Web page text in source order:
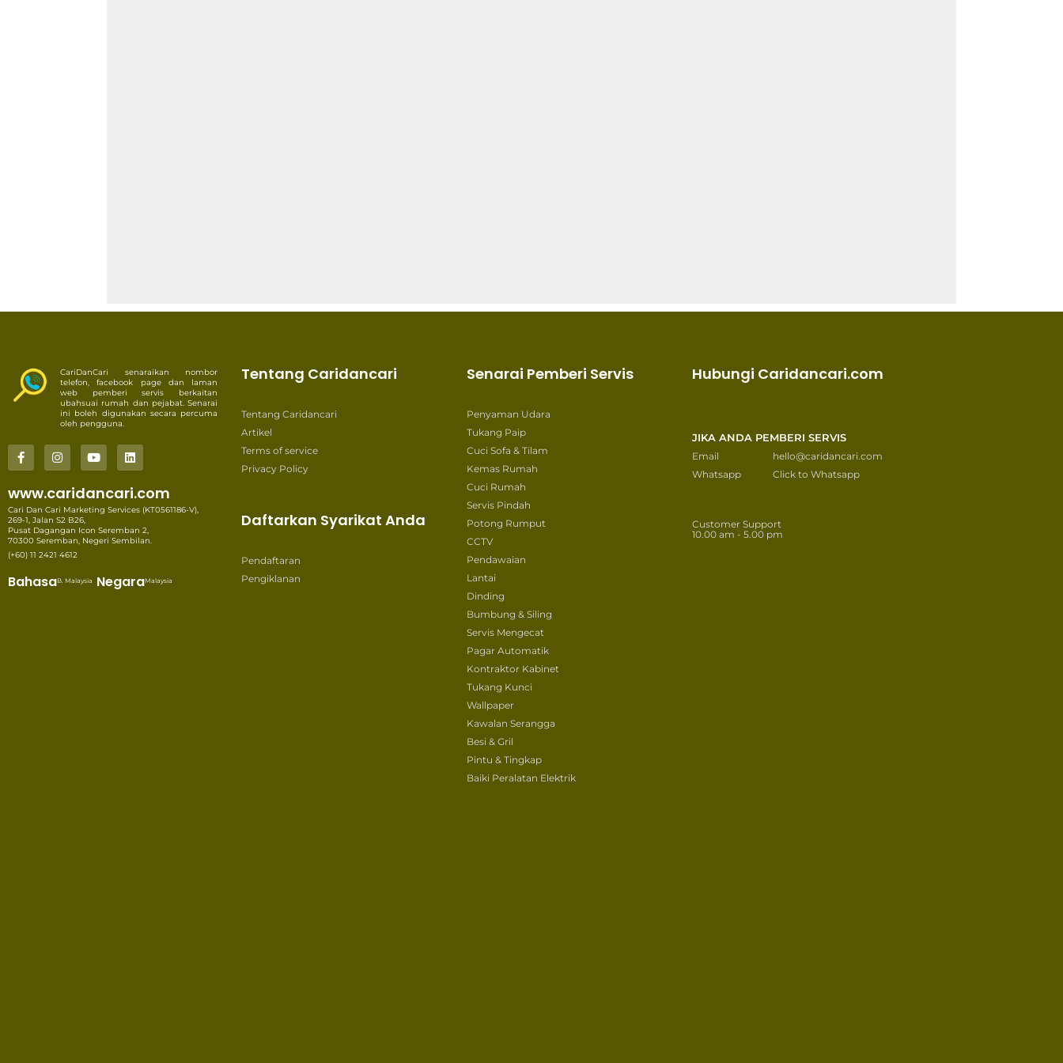
CariDanCari senaraikan nombor
telefon, facebook page dan laman
web pemberi servis berkaitan
ubahsuai rumah dan pejabat. Senarai
ini boleh digunakan secara percuma
oleh pengguna.
www.caridancari.com
Cari Dan Cari Marketing Services (KT0561186-V),
269-1, Jalan S2 B26,
Pusat Dagangan Icon Seremban 2,
70300 Seremban, Negeri Sembilan.
(+60) 11 2421 4612
BahasaB. Malaysia NegaraMalaysia
Tentang Caridancari
Tentang Caridancari
Artikel
Terms of service
Privacy Policy
Daftarkan Syarikat Anda
Pendaftaran
Pengiklanan
Senarai Pemberi Servis
Penyaman Udara
Tukang Paip
Cuci Sofa & Tilam
Kemas Rumah
Cuci Rumah
Servis Pindah
Potong Rumput
CCTV
Pendawaian
Lantai
Dinding
Bumbung & Siling
Servis Mengecat
Pagar Automatik
Kontraktor Kabinet
Tukang Kunci
Wallpaper
Kawalan Serangga
Besi & Gril
Pintu & Tingkap
Baiki Peralatan Elektrik
Hubungi Caridancari.com
JIKA ANDA PEMBERI SERVIS
Email
hello@caridancari.com
Whatsapp
Click to Whatsapp
Customer Support
10.00 am - 5.00 pm